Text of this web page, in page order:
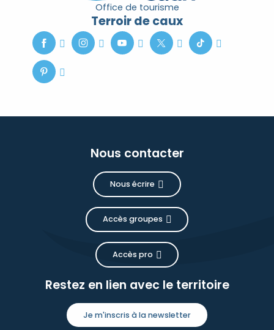
Office de tourisme
Terroir de caux
Nous contacter
Nous écrire
Accès groupes
Accès pro
Restez en lien avec le territoire
Je m'inscris à la newsletter